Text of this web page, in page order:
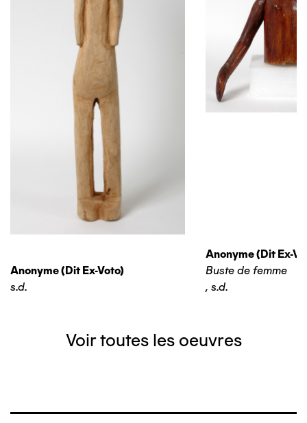
Anonyme (dit Ex-Voto)
s.d.
Anonyme (dit Ex-
Buste de femme
, s.d.
Voir toutes les oeuvres